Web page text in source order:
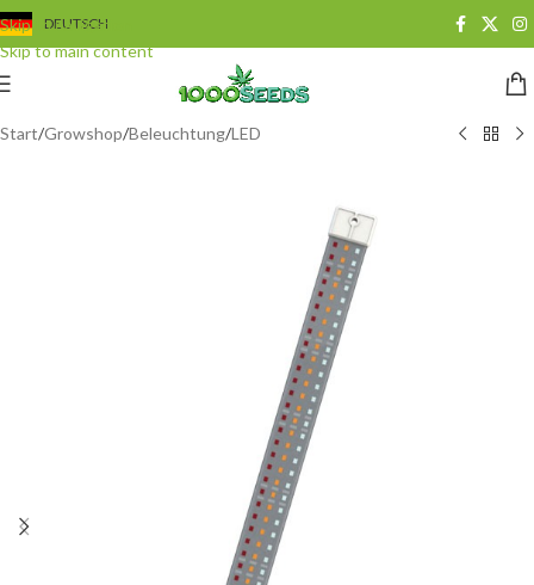
Skip to navigation
Skip to main content
DEUTSCH
Start/Growshop/Beleuchtung/LED